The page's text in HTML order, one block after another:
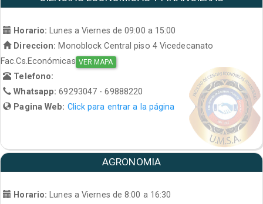
Horario: Lunes a Viernes de 09:00 a 15:00
Direccion: Monoblock Central piso 4 Vicedecanato
Fac.Cs.Económicas VER MAPA
Telefono:
Whatsapp:69293047 - 69888220
Pagina Web: Click para entrar a la página
AGRONOMIA
Horario:
Lunes a Viernes de 8:00 a 16:30